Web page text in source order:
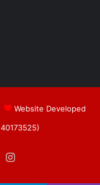
Website Developed
Instagram